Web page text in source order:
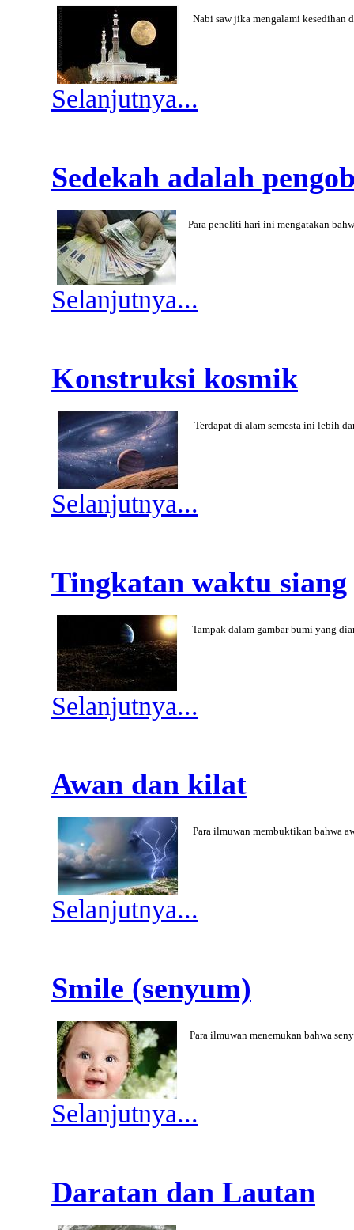
Nabi saw jika mengalami kesedihan
Selanjutnya...
Sedekah adalah
Para peneliti hari ini mengatakan
Selanjutnya...
Konstruksi kosmik
Terdapat di alam semesta ini lebih
Selanjutnya...
Tingkatan waktu siang
Tampak dalam gambar bumi yang
Selanjutnya...
Awan dan kilat
Para ilmuwan membuktikan bahwa
Selanjutnya...
Smile (senyum)
Para ilmuwan menemukan bahwa
Selanjutnya...
Daratan dan Lautan